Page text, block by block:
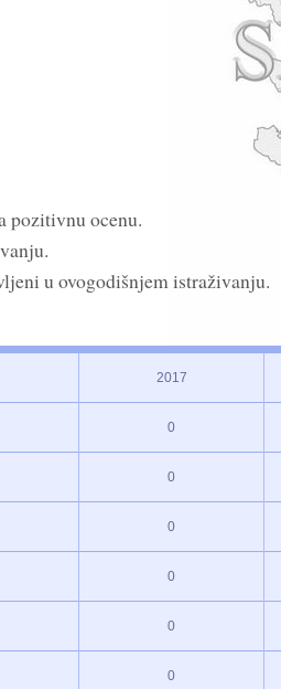
pozitivnu ocenu.
u ovogodišnjem istraživanju.
2017
0
0
0
0
0
0